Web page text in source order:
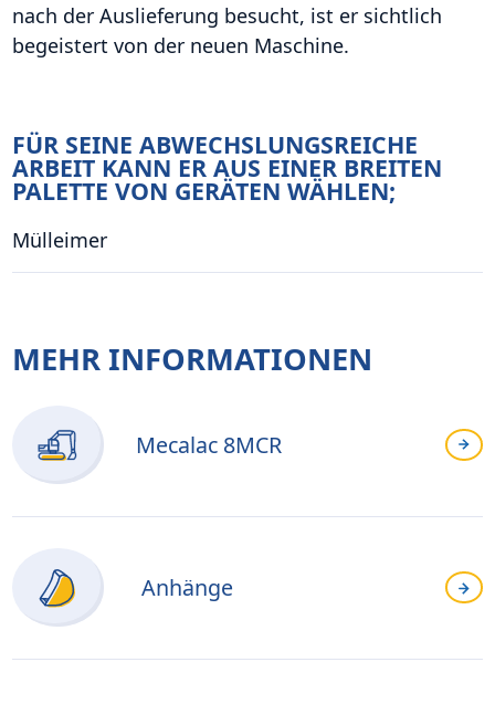
nach der Auslieferung besucht, ist er sichtlich
begeistert von der neuen Maschine.
FÜR SEINE ABWECHSLUNGSREICHE
ARBEIT KANN ER AUS EINER BREITEN
PALETTE VON GERÄTEN WÄHLEN;
Mülleimer
MEHR INFORMATIONEN
Mecalac 8MCR
Anhänge